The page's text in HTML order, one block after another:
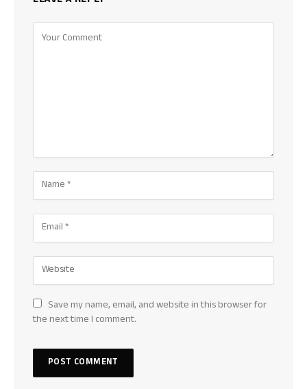
Save my name, email, and website in this browser for
the next time I comment.